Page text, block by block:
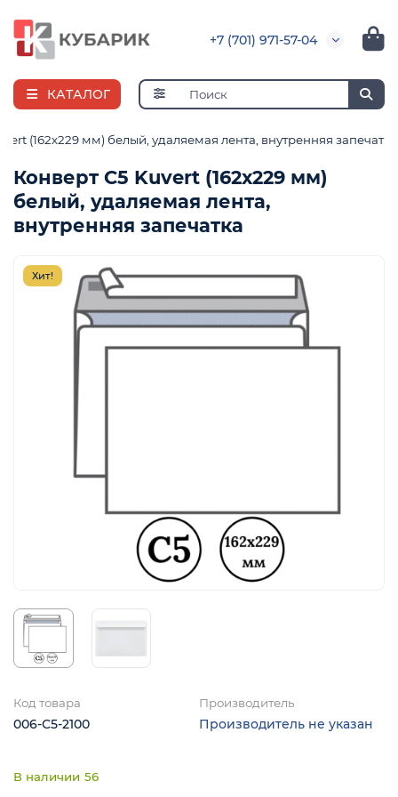
+7 (701) 971-57-04
КАТАЛОГ
(162х229 мм) белый, удаляемая лента, внутренняя запечатка
Конверт С5 Kuvert (162х229 мм)
белый, удаляемая лента,
внутренняя запечатка
Хит!
Код товара
006-С5-2100
Производитель
Производитель не указан
56